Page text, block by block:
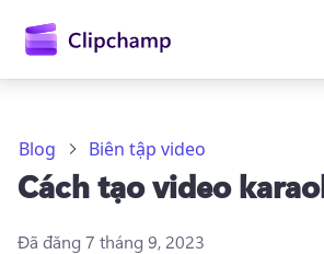
dung
chính
Blog Biên tập video
Cách tạo video
Đã đăng 7 tháng 9, 2023